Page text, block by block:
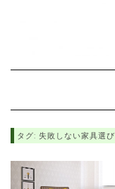
タグ: 失敗しない家具選び